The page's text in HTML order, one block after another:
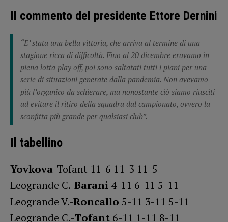
Il commento del presidente Ettore Dernini
“E’ stata una bella vittoria, che arriva al termine di una
stagione ricca di difficoltà. Fino al 20 dicembre eravamo in
piena lotta play off, poi sono saltatati tutti i piani per una
serie di situazioni generate dalla pandemia. Non avevamo
più l’organico da schierare, ma nonostante ciò siamo riusciti
ad evitare il ritiro della squadra dal campionato, ovvero la
sconfitta più grande per qualsiasi club”.
Il tabellino
Yovkova-Tofant 11-6 11-3 11-5
Leogrande C.-Barani 4-11 6-11 5-11
Leogrande V.-Roncallo 5-11 3-11 5-11
Leogrande C.-Tofant 6-11 1-11 8-11